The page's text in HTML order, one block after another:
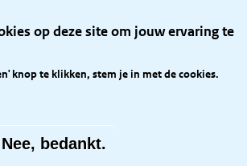
op deze site om jouw ervaring te
knop te klikken, stem je in met de cookies.
Nee, bedankt.
openbaar